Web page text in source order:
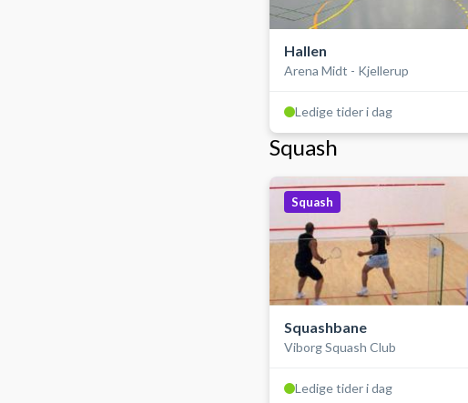
Hallen
Arena Midt - Kjellerup
Ledige tider i dag
Squash
Squash
Squashbane
Viborg Squash Club
Ledige tider i dag